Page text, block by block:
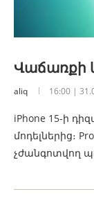
Վաճառքի
aliq 16:00 |
iPhone 15-ի
մոդելներից։
չժանգոտվող